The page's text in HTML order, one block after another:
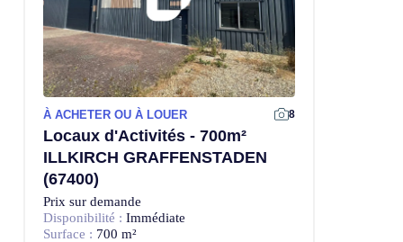
À ACHETER OU À LOUER 8
Locaux d'Activités - 700m²
ILLKIRCH GRAFFENSTADEN
(67400)
Prix sur demande
Disponibilité : Immédiate
Surface : 700 m²